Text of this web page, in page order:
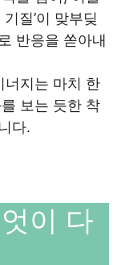
질’이 맞부딪
반응을 쏟아내
너지는 마치 한
보는 듯한 착
다.
이 다